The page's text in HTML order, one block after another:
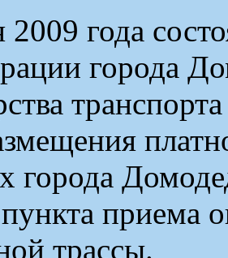
года
города
города
приема
трассы.